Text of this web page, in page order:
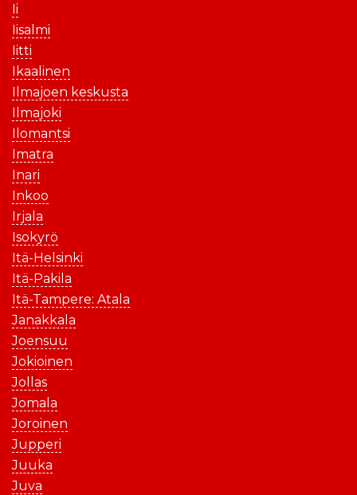
Ii
Iisalmi
Iitti
Ikaalinen
Ilmajoen keskusta
Ilmajoki
Ilomantsi
Imatra
Inari
Inkoo
Irjala
Isokyrö
Itä-Helsinki
Itä-Pakila
Itä-Tampere: Atala
Janakkala
Joensuu
Jokioinen
Jollas
Jomala
Joroinen
Jupperi
Juuka
Juva